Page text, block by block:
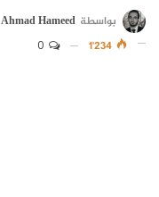
بواسطة Ahmad Hameed